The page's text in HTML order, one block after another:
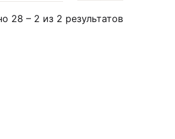
28 – 2 из 2 результатов